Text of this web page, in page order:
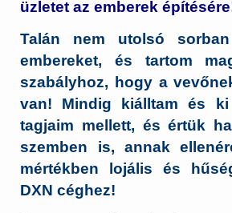
üzletet az emberek
Talán nem utolsó
embereket, és tartom
szabályhoz, hogy a
van! Mindig kiálltam és
tagjaim mellett, és értük
szemben is, annak
mértékben lojális és
DXN céghez!